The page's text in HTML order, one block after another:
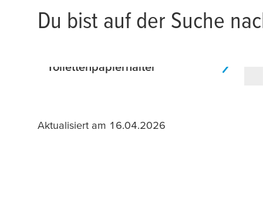
Du bist auf der Suche
Toilettenpapierhalter
Aktualisiert am 16.04.2026